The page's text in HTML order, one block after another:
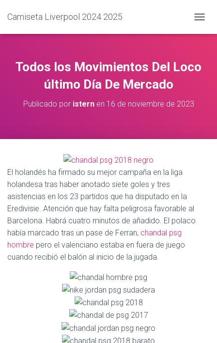
Camiseta Liverpool 2024 2025
A
A
Todos los Movimientos Del Loco
último Día De Mercado
Publicado por isternen 16 de noviembre de 2023
El holandés ha firmado su mejor campaña en la liga
holandesa tras haber anotado siete goles y tres
asistencias en los 23 partidos que ha disputado en la
Eredivisie. Atención que hay falta peligrosa favorable al
Barcelona. Habrá cuatro minutos de añadido. El polaco
había marcado tras un pase de Ferran, chandal psg
hombre pero el valenciano estaba en fuera de juego
cuando recibió el balón al inicio de la jugada.